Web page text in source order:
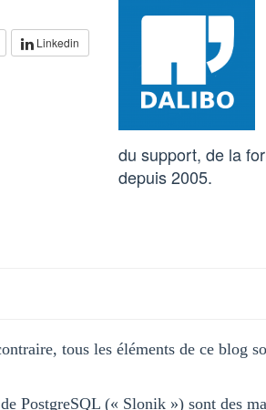
Linkedin
du support, de la
depuis 2005.
tous les éléments de ce blog
PostgreSQL (« Slonik ») sont des